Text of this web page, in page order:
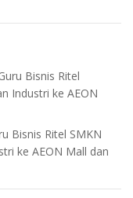
Bisnis Ritel
Industri ke AEON
Bisnis Ritel SMKN
ke AEON Mall dan